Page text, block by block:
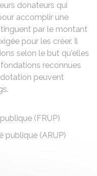
donateurs qui
accomplir une
par le montant
pour les créer. Il
selon le but qu'elles
reconnues
peuvent
(FRUP)
publique (ARUP)